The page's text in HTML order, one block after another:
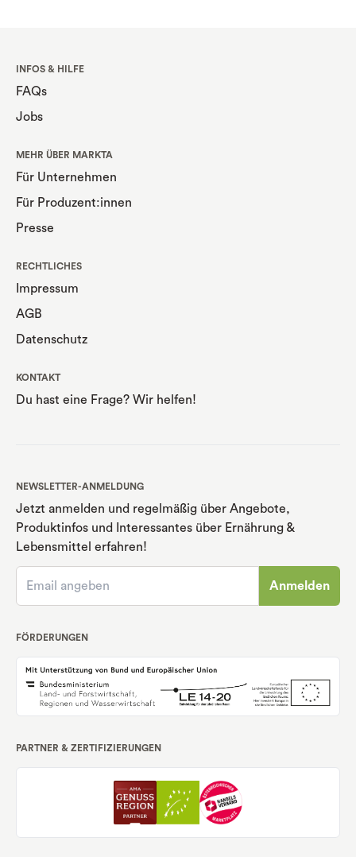
INFOS & HILFE
FAQs
Jobs
MEHR ÜBER MARKTA
Für Unternehmen
Für Produzent:innen
Presse
RECHTLICHES
Impressum
AGB
Datenschutz
KONTAKT
Du hast eine Frage? Wir helfen!
NEWSLETTER-ANMELDUNG
Jetzt anmelden und regelmäßig über Angebote,
Produktinfos und Interessantes über Ernährung &
Lebensmittel erfahren!
Anmelden
FÖRDERUNGEN
PARTNER & ZERTIFIZIERUNGEN